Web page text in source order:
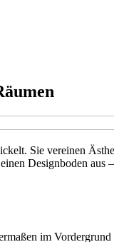
Sie vereinen
Designboden aus
im